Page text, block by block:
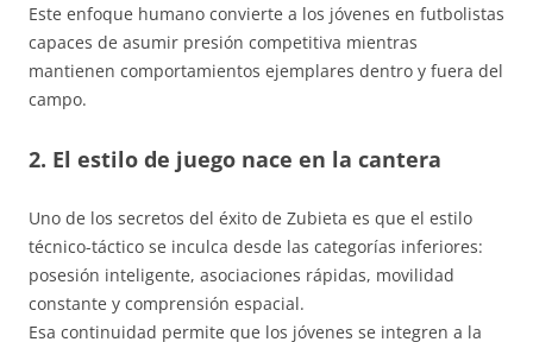
Este enfoque humano convierte a los jóvenes en futbolistas
capaces de asumir presión competitiva mientras
mantienen comportamientos ejemplares dentro y fuera del
campo.
2. El estilo de juego nace en la cantera
Uno de los secretos del éxito de Zubieta es que el estilo
técnico-táctico se inculca desde las categorías inferiores:
posesión inteligente, asociaciones rápidas, movilidad
constante y comprensión espacial.
Esa continuidad permite que los jóvenes se integren a la